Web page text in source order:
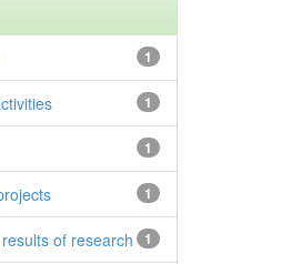
1
1
1
1
1
of research